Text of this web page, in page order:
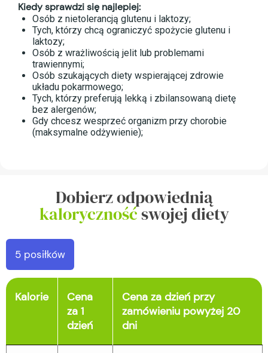
Kiedy sprawdzi się najlepiej:
Osób z nietolerancją glutenu i laktozy;
Tych, którzy chcą ograniczyć spożycie glutenu i
laktozy;
Osób z wrażliwością jelit lub problemami
trawiennymi;
Osób szukających diety wspierającej zdrowie
układu pokarmowego;
Tych, którzy preferują lekką i zbilansowaną dietę
bez alergenów;
Gdy chcesz wesprzeć organizm przy chorobie
(maksymalne odżywienie);
Dobierz odpowiednią
kalorycznośćswojej diety
5 posiłków
Kalorie
Cena
za 1
dzień
Cena za dzień przy
zamówieniu powyżej 20
dni